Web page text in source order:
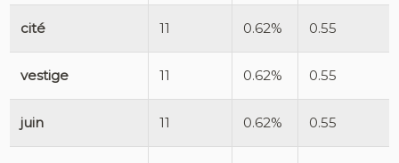
cité 11 0.62% 0.55
vestige 11 0.62% 0.55
juin 11 0.62% 0.55